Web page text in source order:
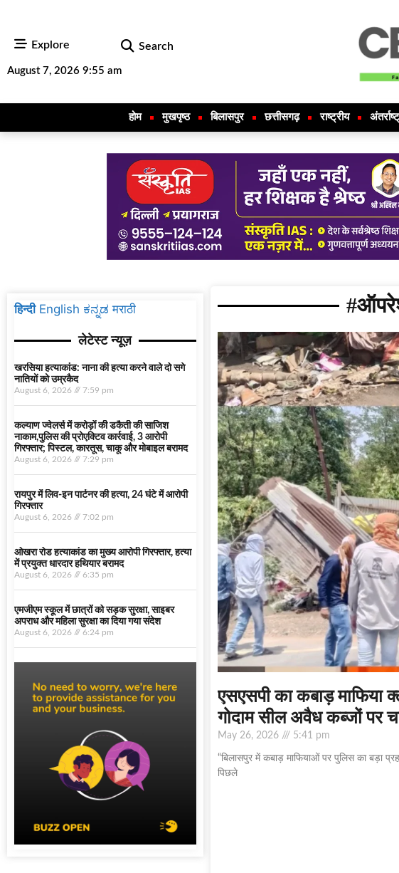
Explore Search
August 7, 2026 9:55 am
होम मुखपृष्ठ बिलासपुर छत्तीसगढ़ राष्ट्रीय
हिन्दी English ಕನ್ನಡ मराठी
लेटेस्ट न्यूज़
खरसिया हत्याकांड: नाना की हत्या करने वाले दो सगे
नातियों को उम्रकैद
August 6, 2026 7:59 pm
कल्याण ज्वेलर्स में करोड़ों की डकैती की साजिश
नाकाम,पुलिस की प्रोएक्टिव कार्रवाई, 3 आरोपी
गिरफ्तार; पिस्टल, कारतूस, चाकू और मोबाइल बरामद
August 6, 2026 7:29 pm
रायपुर में लिव-इन पार्टनर की हत्या, 24 घंटे में आरोपी
गिरफ्तार
August 6, 2026 7:02 pm
ओखरा रोड हत्याकांड का मुख्य आरोपी गिरफ्तार, हत्या
में प्रयुक्त धारदार हथियार बरामद
August 6, 2026 6:35 pm
एमजीएम स्कूल में छात्रों को सड़क सुरक्षा, साइबर
अपराध और महिला सुरक्षा का दिया गया संदेश
August 6, 2026 6:24 pm
एसएसपी का कबाड़ माफिया
गोदाम सील अवैध कब्जों पर
May 26, 2026 5:41 pm
“बिलासपुर में कबाड़ माफियाओं पर पुलिस का बड़ा
पिछले